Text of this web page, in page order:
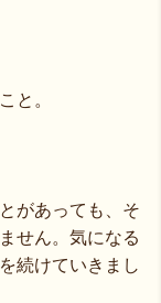
と。
があっても、そ
せん。気になる
続けていきまし